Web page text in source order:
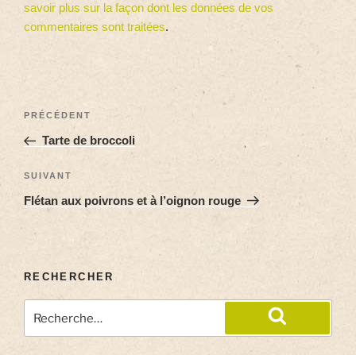
savoir plus sur la façon dont les données de vos
commentaires sont traitées.
PRÉCÉDENT
Tarte de broccoli
SUIVANT
Flétan aux poivrons et à l’oignon rouge
RECHERCHER